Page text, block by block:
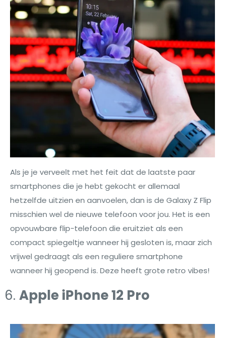
Als je je verveelt met het feit dat de laatste paar
smartphones die je hebt gekocht er allemaal
hetzelfde uitzien en aanvoelen, dan is de Galaxy Z Flip
misschien wel de nieuwe telefoon voor jou. Het is een
opvouwbare flip-telefoon die eruitziet als een
compact spiegeltje wanneer hij gesloten is, maar zich
vrijwel gedraagt als een reguliere smartphone
wanneer hij geopend is. Deze heeft grote retro vibes!
Apple iPhone 12 Pro